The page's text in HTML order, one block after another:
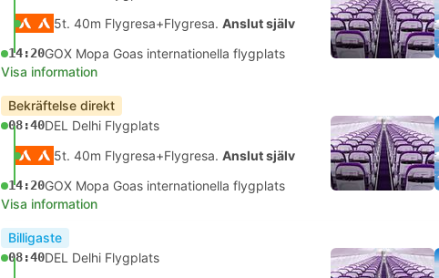
5t. 40m Flygresa+Flygresa. Anslut själv
14:20GOX Mopa Goas internationella flygplats
Visa information
Bekräftelse direkt
08:40DEL Delhi Flygplats
5t. 40m Flygresa+Flygresa. Anslut själv
14:20GOX Mopa Goas internationella flygplats
Visa information
Billigaste
08:40DEL Delhi Flygplats